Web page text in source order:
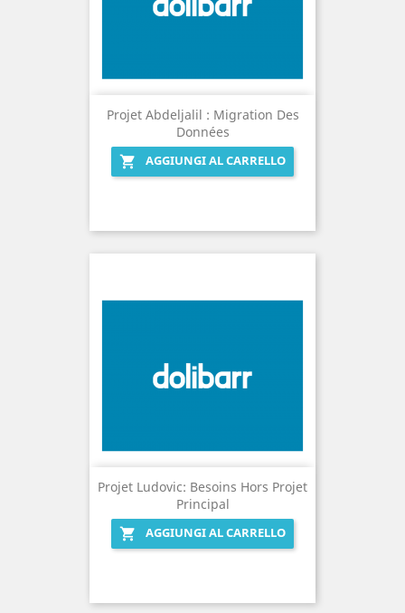
Projet Abdeljalil : Migration Des
Données

AGGIUNGI AL CARRELLO
Projet Ludovic: Besoins Hors Projet
Principal

AGGIUNGI AL CARRELLO